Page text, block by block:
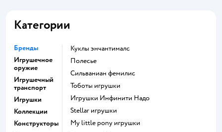
Категории
Бренды
Игрушечное
оружие
Игрушечный
транспорт
Игрушки
Коллекции
Конструкторы
Куклы энчантималс
Полесье
Сильваниан фемилис
Тоботы игрушки
Игрушки Инфинити Надо
Stellar игрушки
my little pony игрушки